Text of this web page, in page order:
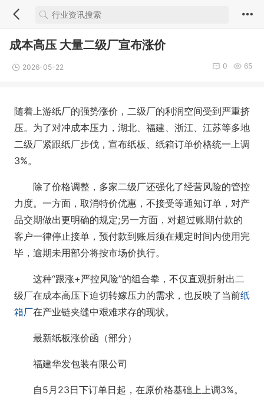
成本高压 大量二级厂宣布涨价
2026-05-22 65
0
随着上游纸厂的强势涨价，二级厂的利润空间受到严重挤
压。为了对冲成本压力，湖北、福建、浙江、江苏等多地
二级厂紧跟纸厂步伐，宣布纸板、纸箱订单价格统一上调
3%。
除了价格调整，多家二级厂还强化了经营风险的管控
力度。一方面，取消特价优惠，不接受等通知订单，对产
品交期做出更明确的规定;另一方面，对超过账期付款的
客户一律停止接单，预付款到账后须在规定时间内使用完
毕，逾期未用部分将按市场价执行。
这种“跟涨+严控风险”的组合拳，不仅直观折射出二
级厂在成本高压下迫切转嫁压力的需求，也反映了当前纸
箱厂在产业链夹缝中艰难求存的现状。
最新纸板涨价函（部分）
福建华发包装有限公司
自5月23日下订单日起，在原价格基础上上调3%。